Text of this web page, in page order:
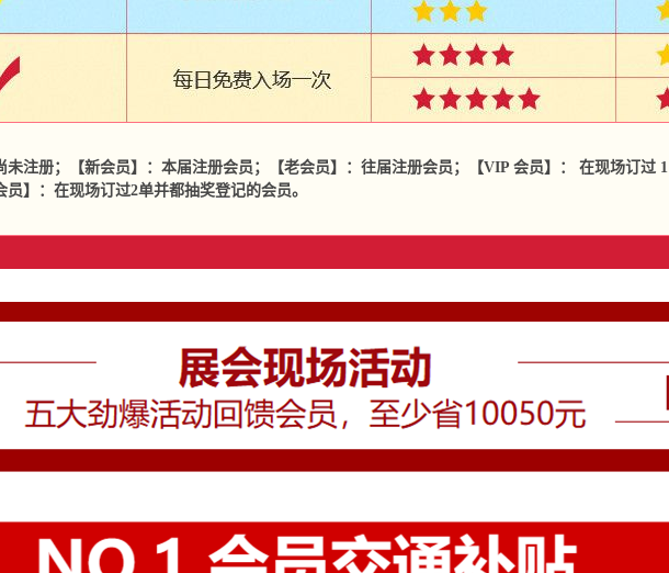
未注册；【新会员】：本届注册会员；【老会员】：往届注册会员；【VIP 会员】： 在现场订过 1
】：在现场订过2单并都抽奖登记的会员。